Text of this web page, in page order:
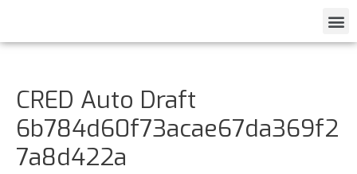
CRED Auto Draft
6b784d60f73acae67da369f2
7a8d422a